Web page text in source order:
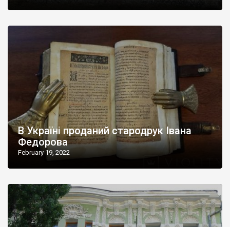
В Україні проданий стародрук Івана
Федорова
February 19, 2022